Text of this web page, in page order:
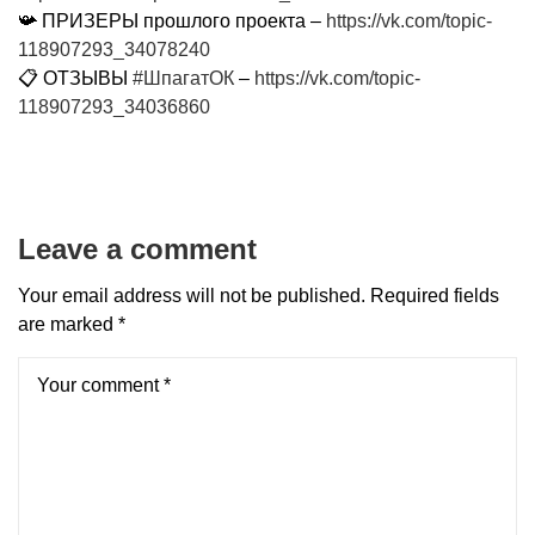
📯 ПРИЗЕРЫ прошлого проекта – https://vk.com/topic-
118907293_34078240
📋 ОТЗЫВЫ #ШпагатОК – https://vk.com/topic-
118907293_34036860
Leave a comment
Your email address will not be published. Required fields
are marked *